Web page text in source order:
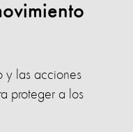
y las acciones
proteger a los